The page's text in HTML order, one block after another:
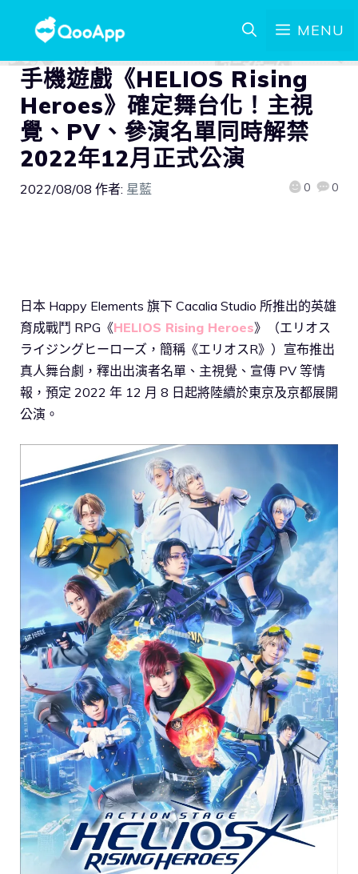
MENU
手機遊戲《HELIOS Rising
Heroes》確定舞台化！主視
覺、PV、參演名單同時解禁
2022年12月正式公演
2022/08/08 作者: 星藍 0 0
日本 Happy Elements 旗下 Cacalia Studio 所推出的英雄
育成戰鬥 RPG《HELIOS Rising Heroes》（エリオス
ライジングヒーローズ，簡稱《エリオスR》）宣布推出
真人舞台劇，釋出出演者名單、主視覺、宣傳 PV 等情
報，預定 2022 年 12 月 8 日起將陸續於東京及京都展開
公演。